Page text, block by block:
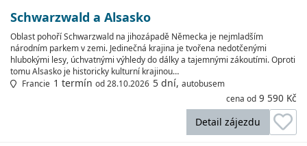
Schwarzwald a Alsasko
Oblast pohoří Schwarzwald na jihozápadě Německa je nejmladším
národním parkem v zemi. Jedinečná krajina je tvořena nedotčenými
hlubokými lesy, úchvatnými výhledy do dálky a tajemnými zákoutími. Oproti
tomu Alsasko je historicky kulturní krajinou…
Francie 1 termín od 28.10.2026 5 dní, autobusem
cena od 9 590 Kč
Detail zájezdu